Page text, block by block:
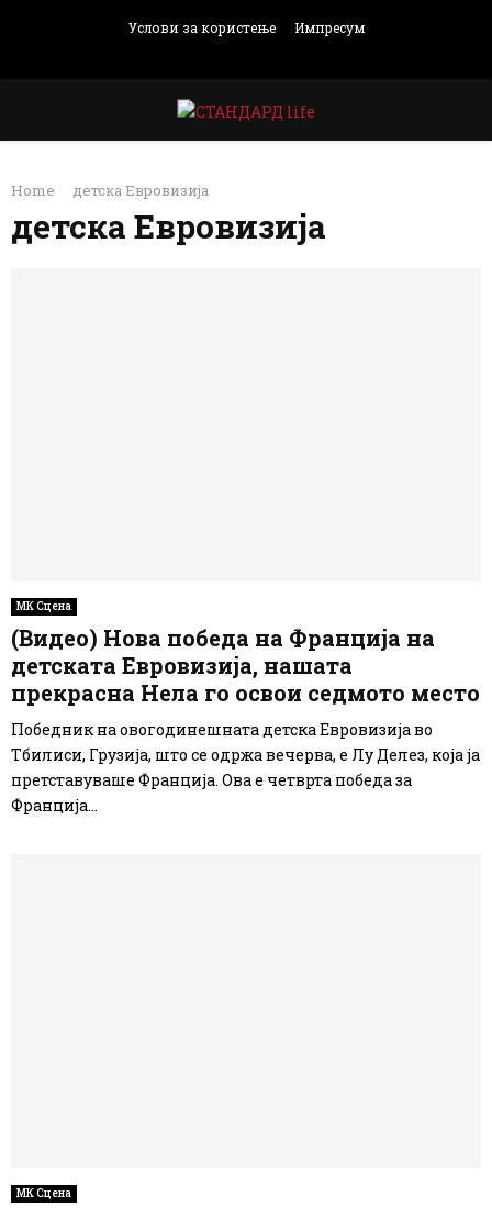
Услови за користење Импресум
PRIMARY
MENU
Home детска Евровизија
детска Евровизија
МК Сцена
(Видео) Нова победа на Франција на
детската Евровизија, нашата
прекрасна Нела го освои седмото место
Победник на овогодинешната детска Евровизија во
Тбилиси, Грузија, што се одржа вечерва, е Лу Делез, која ја
претставуваше Франција. Ова е четврта победа за
Франција...
МК Сцена